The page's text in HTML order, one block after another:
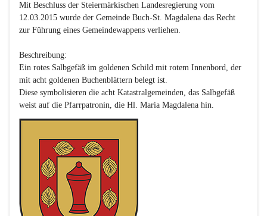
Mit Beschluss der Steiermärkischen Landesregierung vom
12.03.2015 wurde der Gemeinde Buch-St. Magdalena das Recht
zur Führung eines Gemeindewappens verliehen.
Beschreibung:
Ein rotes Salbgefäß im goldenen Schild mit rotem Innenbord, der
mit acht goldenen Buchenblättern belegt ist.
Diese symbolisieren die acht Katastralgemeinden, das Salbgefäß